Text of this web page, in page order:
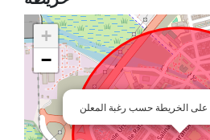
على الخريطة حسب رغبة المعلن
+
−